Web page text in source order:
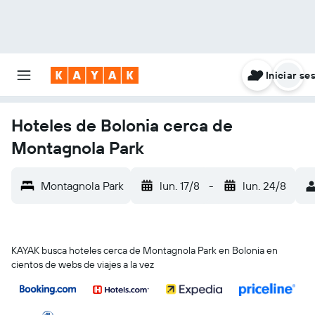
Iniciar
Hoteles de Bolonia cerca de
Montagnola Park
Montagnola Park lun. 17/8 - lun. 24/8
KAYAK busca hoteles cerca de Montagnola Park en Bolonia en
cientos de webs de viajes a la vez